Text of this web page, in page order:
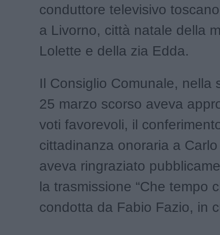
conduttore televisivo
a Livorno, città natale della
Lolette e della zia Edda.
Il Consiglio Comunale, nella
25 marzo scorso aveva
voti favorevoli, il
cittadinanza onoraria a
aveva ringraziato
la trasmissione “Che tempo
condotta da Fabio Fazio, in